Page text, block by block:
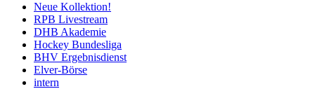
Neue Kollektion!
RPB Livestream
DHB Akademie
Hockey Bundesliga
BHV Ergebnisdienst
Elver-Börse
intern